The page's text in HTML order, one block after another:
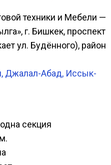
техники и Мебели —
г. Бишкек, проспект
ул. Будённого), район
Джалал-Абад, Иссык-
секция